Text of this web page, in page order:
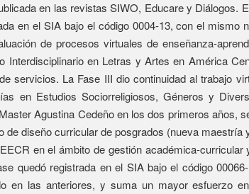
en las revistas SIWO, Educare y Diálogos.
en el SIA bajo el código 0004-13, con el mismo
de procesos virtuales de enseñanza-
Interdisciplinario en Letras y Artes en América
servicios. La Fase III dio continuidad al trabajo
en Estudios Sociorreligiosos, Géneros y
Agustina Cedeño en los dos primeros años,
diseño curricular de posgrados (nueva maestría
en el ámbito de gestión académica-curricular
quedó registrada en el SIA bajo el código
en las anteriores, y suma un mayor esfuerzo